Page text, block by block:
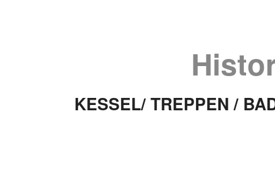
KESSEL/ TREPPEN /